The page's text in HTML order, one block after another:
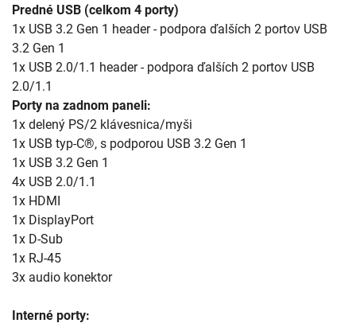
Predné USB (celkom 4 porty)
1x USB 3.2 Gen 1 header - podpora ďalších 2 portov USB
3.2 Gen 1
1x USB 2.0/1.1 header - podpora ďalších 2 portov USB
2.0/1.1
Porty na zadnom paneli:
1x delený PS/2 klávesnica/myši
1x USB typ-C®, s podporou USB 3.2 Gen 1
1x USB 3.2 Gen 1
4x USB 2.0/1.1
1x HDMI
1x DisplayPort
1x D-Sub
1x RJ-45
3x audio konektor
Interné porty: